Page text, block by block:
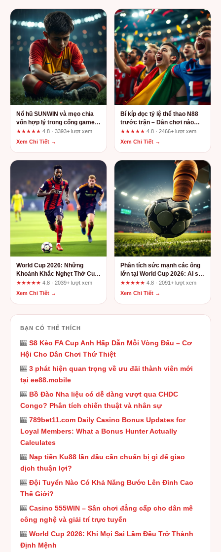
Nổ hũ SUNWIN và mẹo chia
vốn hợp lý trong cổng game
đổi thưởng
★★★★★ 4.8 · 3393+ lượt xem
Xem Chi Tiết →
Bí kíp đọc tỷ lệ thể thao N88
trước trận – Dân chơi nào
cũng cần nắm
★★★★★ 4.8 · 2466+ lượt xem
Xem Chi Tiết →
World Cup 2026: Những
Khoảnh Khắc Nghẹt Thở Cuối
Trận Làm Nên Huyền Thoại
★★★★★ 4.8 · 2039+ lượt xem
Xem Chi Tiết →
Phân tích sức mạnh các ông
lớn tại World Cup 2026: Ai sẽ
lên ngôi?
★★★★★ 4.8 · 2091+ lượt xem
Xem Chi Tiết →
BẠN CÓ THỂ THÍCH
🎰 S8 Kèo FA Cup Anh Hấp Dẫn Mỗi Vòng Đấu – Cơ
Hội Cho Dân Chơi Thứ Thiệt
🎰 3 phát hiện quan trọng về ưu đãi thành viên mới
tại ee88.mobile
🎰 Bồ Đào Nha liệu có dễ dàng vượt qua CHDC
Congo? Phân tích chiến thuật và nhân sự
🎰 789bet11.com Daily Casino Bonus Updates for
Loyal Members: What a Bonus Hunter Actually
Calculates
🎰 Nạp tiền Ku88 lần đầu cần chuẩn bị gì để giao
dịch thuận lợi?
🎰 Đội Tuyển Nào Có Khả Năng Bước Lên Đỉnh Cao
Thế Giới?
🎰 Casino 555WIN – Sân chơi đẳng cấp cho dân mê
công nghệ và giải trí trực tuyến
🎰 World Cup 2026: Khi Mọi Sai Lầm Đều Trở Thành
Định Mệnh